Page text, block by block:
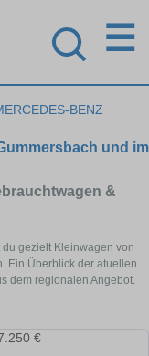
☰
BENZ
und im
&
gezielt Kleinwagen von
Ein Überblick der atuellen
dem regionalen Angebot.